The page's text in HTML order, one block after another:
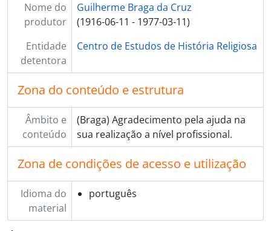
Nome do
produtor
Guilherme Braga da Cruz
(1916-06-11 - 1977-03-11)
Entidade
detentora
Centro de Estudos de História Religiosa
Zona do conteúdo e estrutura
Âmbito e
conteúdo
(Braga) Agradecimento pela ajuda na
sua realização a nível profissional.
Zona de condições de acesso e utilização
Idioma do
material
português